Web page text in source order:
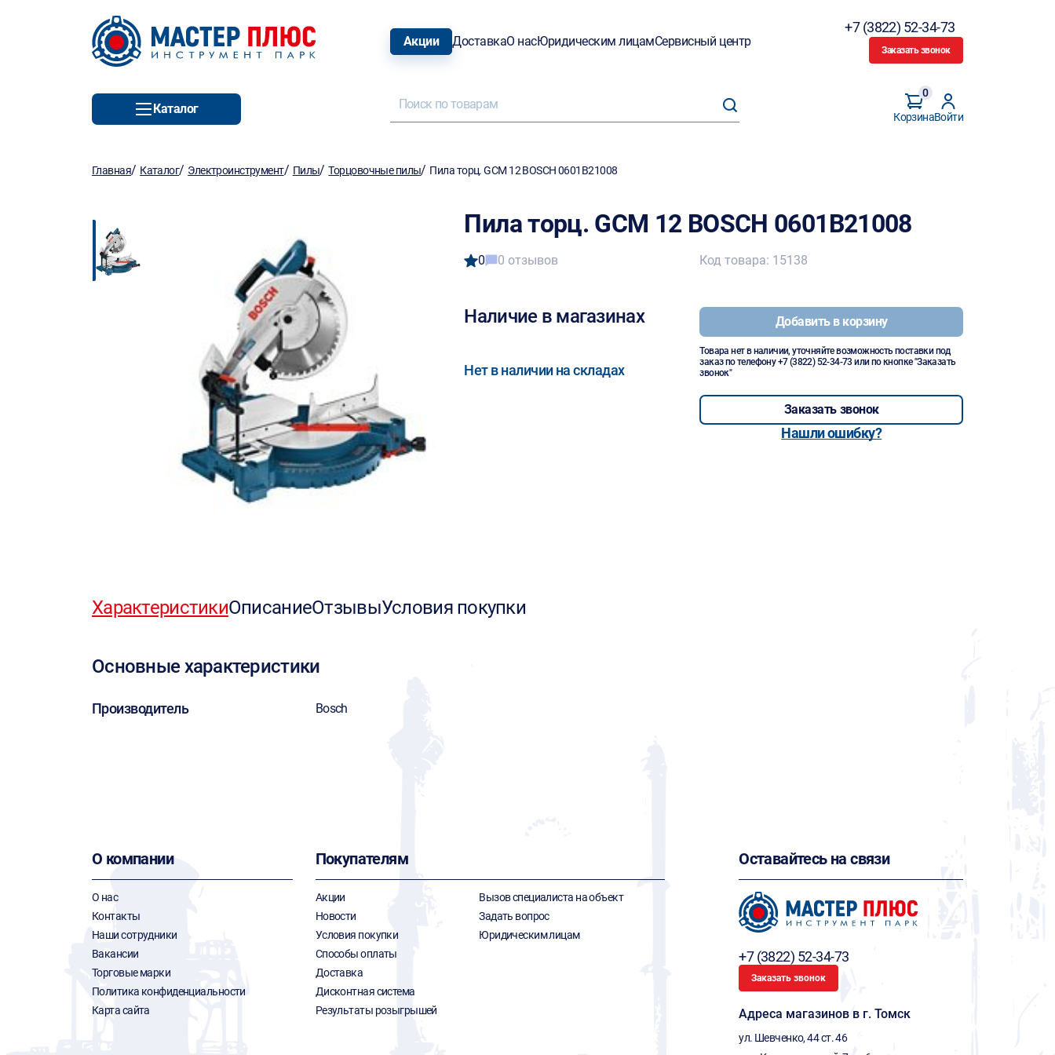
Акции ДоставкаО насЮридическим лицамСервисный центр
+7 (3822) 52-34-73
Заказать звонок
Каталог
Корзина
0
Войти
Главная/ Каталог/ Электроинструмент/ Пилы/Торцовочные пилы/ Пила торц. GCM 12 BOSCH 0601В21008
Пила торц. GCM 12 BOSCH 0601В21008
0 0 отзывов
Наличие в магазинах
Нет в наличии на складах
Код товара: 15138
Добавить в корзину
Товара нет в наличии, уточняйте возможность поставки под
заказ по телефону+7 (3822) 52-34-73 или по кнопке "Заказать
звонок"
Заказать звонок
Нашли ошибку?
ХарактеристикиОписаниеОтзывыУсловия покупки
Основные характеристики
Производитель Bosch
О компании
О нас
Контакты
Наши сотрудники
Вакансии
Торговые марки
Политика конфиденциальности
Карта сайта
Покупателям
Акции
Новости
Условия покупки
Способы оплаты
Доставка
Дисконтная система
Результаты розыгрышей
Вызов специалиста на объект
Задать вопрос
Юридическим лицам
Оставайтесь на связи
+7 (3822) 52-34-73
Заказать звонок
Адреса магазинов в г. Томск
ул. Шевченко, 44 ст. 46